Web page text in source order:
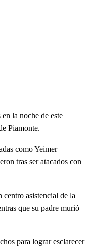
la noche de este
Piamonte.
como Yeimer
tras ser atacados con
asistencial de la
que su padre murió
para lograr esclarecer